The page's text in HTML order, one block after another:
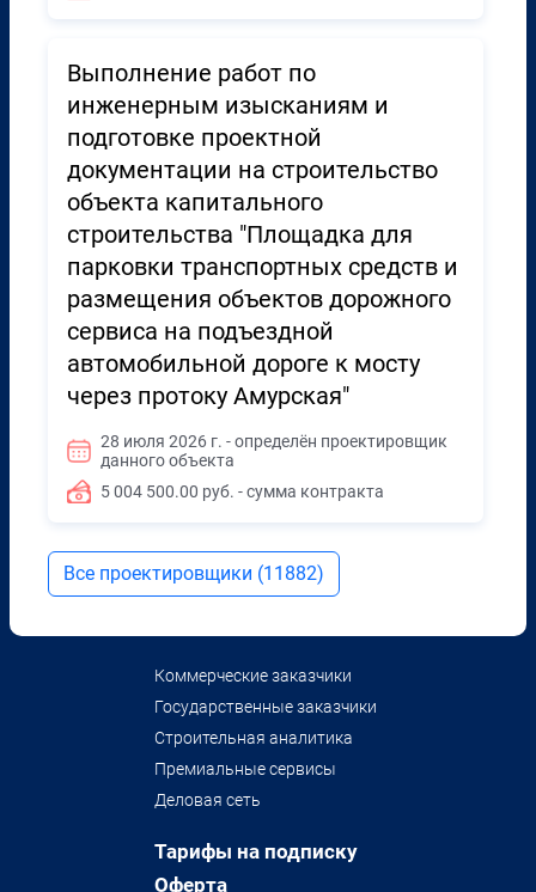
Выполнение работ по
инженерным изысканиям и
подготовке проектной
документации на строительство
объекта капитального
строительства "Площадка для
парковки транспортных средств и
размещения объектов дорожного
сервиса на подъездной
автомобильной дороге к мосту
через протоку Амурская"
28 июля 2026 г. - определён проектировщик
данного объекта
5 004 500.00 руб. - сумма контракта
Все проектировщики (11882)
Коммерческие заказчики
Государственные заказчики
Строительная аналитика
Премиальные сервисы
Деловая сеть
Тарифы на подписку
Оферта